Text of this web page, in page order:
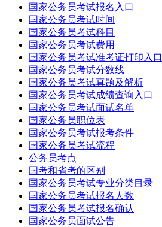
国家公务员考试报名入口
国家公务员考试时间
国家公务员考试科目
国家公务员考试费用
国家公务员考试准考证打印入口
国家公务员考试分数线
国家公务员考试真题及解析
国家公务员考试成绩查询入口
国家公务员考试面试名单
国家公务员职位表
国家公务员考试报考条件
国家公务员考试流程
公务员考点
国考和省考的区别
国家公务员考试专业分类目录
国家公务员考试报名人数
国家公务员考试报名确认
国家公务员面试公告